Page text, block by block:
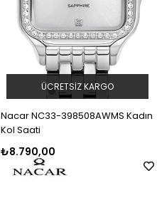
Nacar NC33-398508AWMS Kadın
Kol Saati
₺8.790,00
ÜCRETSIZ KARGO